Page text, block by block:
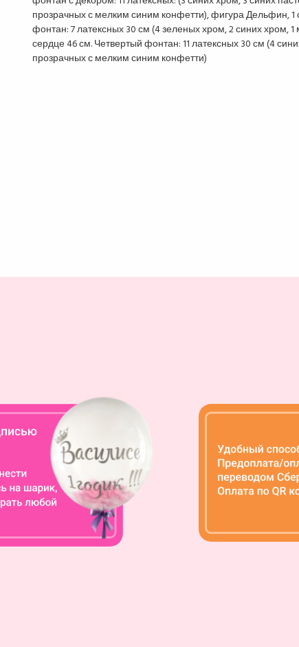
прозрачных с мелким синим конфетти), фигура Дельфин, 1
фонтан: 7 латексных 30 см (4 зеленых хром, 2 синих хром, 1
сердце 46 см. Четвертый фонтан: 11 латексных 30 см (4
прозрачных с мелким синим конфетти)